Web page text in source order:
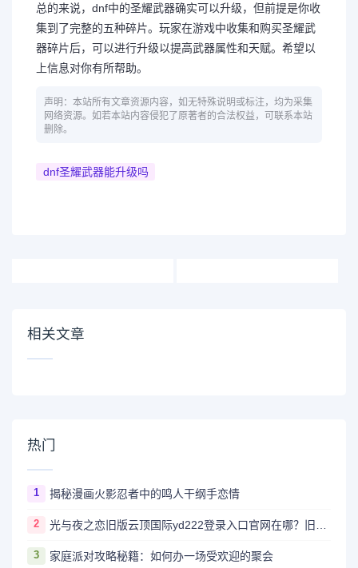
总的来说，dnf中的圣耀武器确实可以升级，但前提是你收
集到了完整的五种碎片。玩家在游戏中收集和购买圣耀武
器碎片后，可以进行升级以提高武器属性和天赋。希望以
上信息对你有所帮助。
声明：本站所有文章资源内容，如无特殊说明或标注，均为采集
网络资源。如若本站内容侵犯了原著者的合法权益，可联系本站
删除。
dnf圣耀武器能升级吗
相关文章
热门
1 揭秘漫画火影忍者中的鸣人干纲手恋情
2
3 家庭派对攻略秘籍：如何办一场受欢迎的聚会